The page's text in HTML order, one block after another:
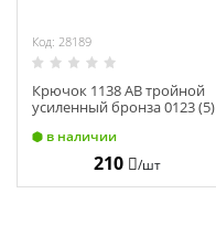
Код: 28189
Крючок 1138 АВ тройной
усиленный бронза 0123 (5)
в наличии
210 /шт